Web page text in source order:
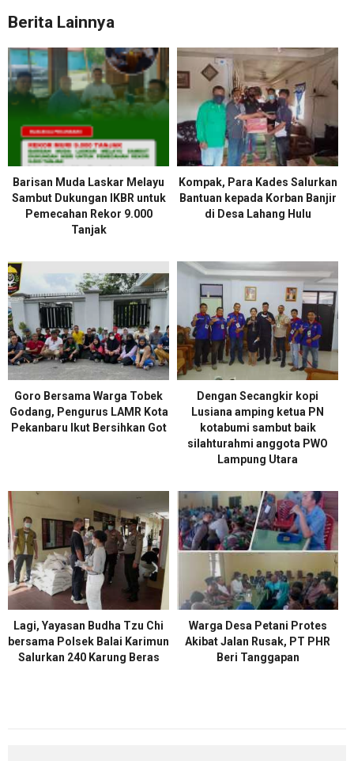
Berita Lainnya
Barisan Muda Laskar Melayu
Sambut Dukungan IKBR untuk
Pemecahan Rekor 9.000
Tanjak
Kompak, Para Kades Salurkan
Bantuan kepada Korban Banjir
di Desa Lahang Hulu
Goro Bersama Warga Tobek
Godang, Pengurus LAMR Kota
Pekanbaru Ikut Bersihkan Got
Dengan Secangkir kopi
Lusiana amping ketua PN
kotabumi sambut baik
silahturahmi anggota PWO
Lampung Utara
Lagi, Yayasan Budha Tzu Chi
bersama Polsek Balai Karimun
Salurkan 240 Karung Beras
Warga Desa Petani Protes
Akibat Jalan Rusak, PT PHR
Beri Tanggapan